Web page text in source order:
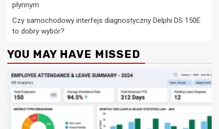
płynnym
Czy samochodowy interfejs diagnostyczny Delphi DS 150E
to dobry wybór?
YOU MAY HAVE MISSED